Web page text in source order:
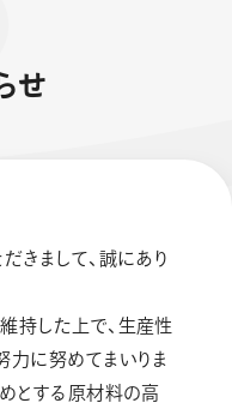
せ
きまして、誠にあり
持した上で、生産性
力に努めてまいりま
とする原材料の高